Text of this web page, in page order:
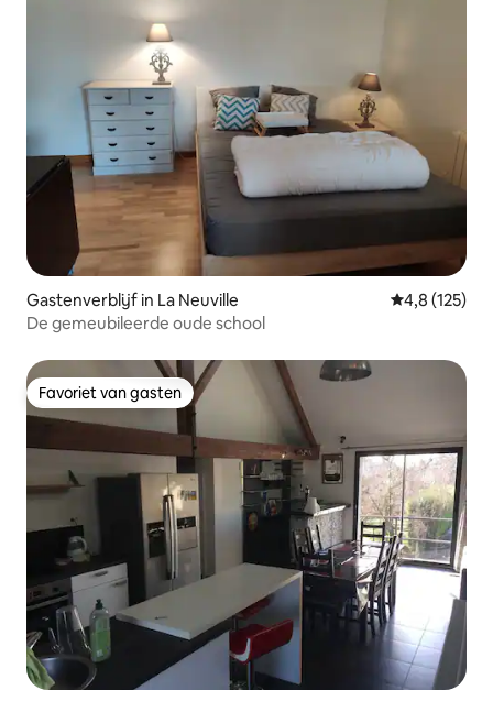
Gastenverblijf in La Neuville Gemiddelde
4,8 (125)
De gemeubileerde oude school
Favoriet van gasten
Favoriet van gasten